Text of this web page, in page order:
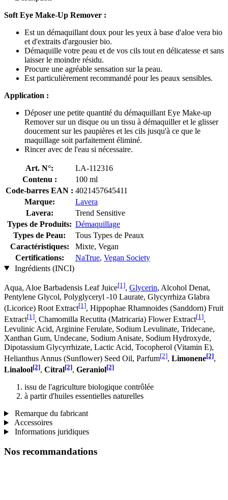
Soft Eye Make-Up Remover :
Est un démaquillant doux pour les yeux à base d'aloe vera bio
et d'extraits d'argousier bio.
Démaquille votre peau et de vos cils tout en délicatesse et sans
laisser le moindre résidu.
Procure une agréable sensation sur la peau.
Est particulièrement recommandé pour les peaux sensibles.
Application :
Déposer une petite quantité du démaquillant Eye Make-up
Remover sur un disque ou un tissu à démaquiller et le glisser
doucement sur les paupières et les cils jusqu'à ce que le
maquillage soit parfaitement éliminé.
Rincer avec de l'eau si nécessaire.
Art. N°:
LA-112316
Contenu :
100 ml
Code-barres EAN : 4021457645411
Marque:
Lavera
Lavera:
Trend Sensitive
Types de Produits: Démaquillage
Types de Peau:
Tous Types de Peaux
Caractéristiques:
Mixte, Vegan
Certifications:
NaTrue, Vegan Society
Ingrédients (INCI)
Aqua, Aloe Barbadensis Leaf Juice[1], Glycerin, Alcohol Denat,
Pentylene Glycol, Polyglyceryl -10 Laurate, Glycyrrhiza Glabra
(Licorice) Root Extract[1], Hippophae Rhamnoides (Sanddorn) Fruit
Extract[1], Chamomilla Recutita (Matricaria) Flower Extract[1],
Levulinic Acid, Arginine Ferulate, Sodium Levulinate, Tridecane,
Xanthan Gum, Undecane, Sodium Anisate, Sodium Hydroxyde,
Dipotassium Glycyrrhizate, Lactic Acid, Tocopherol (Vitamin E),
Helianthus Annus (Sunflower) Seed Oil, Parfum[2], Limonene[2],
Linalool[2], Citral[2], Geraniol[2]
issu de l'agriculture biologique contrôlée
à partir d'huiles essentielles naturelles
Remarque du fabricant
Accessoires
Informations juridiques
Nos recommandations